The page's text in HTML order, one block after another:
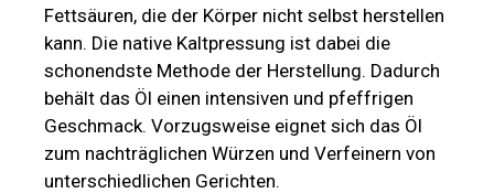
Fettsäuren, die der Körper nicht selbst herstellen
kann. Die native Kaltpressung ist dabei die
schonendste Methode der Herstellung. Dadurch
behält das Öl einen intensiven und pfeffrigen
Geschmack. Vorzugsweise eignet sich das Öl
zum nachträglichen Würzen und Verfeinern von
unterschiedlichen Gerichten.